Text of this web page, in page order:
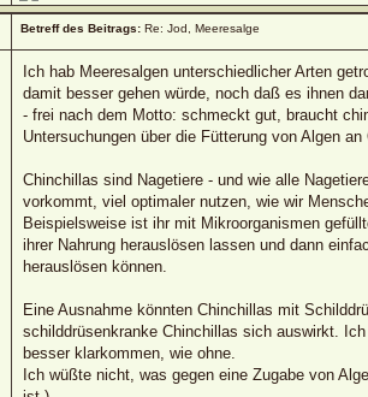
Betreff des Beitrags:Re: Jod, Meeresalge
Ich hab Meeresalgen unterschiedlicher Arten
damit besser gehen würde, noch daß es ihnen
- frei nach dem Motto: schmeckt gut, braucht
Untersuchungen über die Fütterung von Algen an
Chinchillas sind Nagetiere - und wie alle
vorkommt, viel optimaler nutzen, wie wir
Beispielsweise ist ihr mit Mikroorganismen
ihrer Nahrung herauslösen lassen und dann
herauslösen können.
Eine Ausnahme könnten Chinchillas mit
schilddrüsenkranke Chinchillas sich auswirkt.
besser klarkommen, wie ohne.
Ich wüßte nicht, was gegen eine Zugabe von